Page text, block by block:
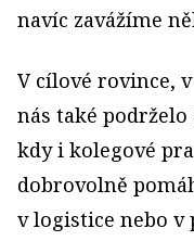
navíc zavážíme
V cílové rovince,
nás také
kdy i kolegové
dobrovolně
v logistice nebo